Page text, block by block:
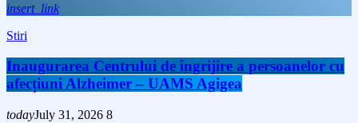
insert_link
Stiri
Inaugurarea Centrului de îngrijire a persoanelor cu
afecțiuni Alzheimer – UAMS Agigea
todayJuly 31, 2026 8